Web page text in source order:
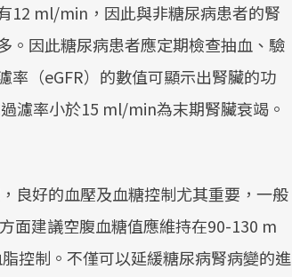
12 ml/min，因此與非糖尿病患者的腎
。因此糖尿病患者應定期檢查抽血、驗
率（eGFR）的數值可顯示出腎臟的功
濾率小於15 ml/min為末期腎臟衰竭。
良好的血壓及血糖控制尤其重要，一般
面建議空腹血糖值應維持在90-130 m
控制。不僅可以延緩糖尿病腎病變的進
前往專題
前往專題
前往專題